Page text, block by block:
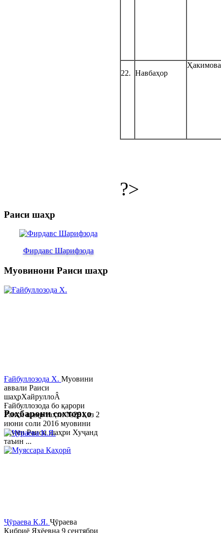
22. Навбаҳор
?>
Раиси шаҳр
Фирдавс Шарифзода
Муовинони Раиси шаҳр
Ғайбуллозода Х. Муовини
аввали Раиси
шаҳрХайруллоÂ
Ғайбуллозода бо қарори
Раиси шаҳр таҳти №281 аз 2
июни соли 2016 муовини
якуми Раиси шаҳри Хуҷанд
таъин ...
Роҳбарони сохторҳо
Ҷӯраева К.Я. Ҷӯраева
Кибриё Яҳёевна 9 сентябри